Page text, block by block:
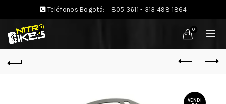
Teléfonos Bogotá: 805 3611 - 313 498 1864
0
VENDI